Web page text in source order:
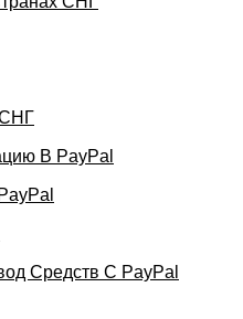
СНГ
В PayPal
Средств С PayPal